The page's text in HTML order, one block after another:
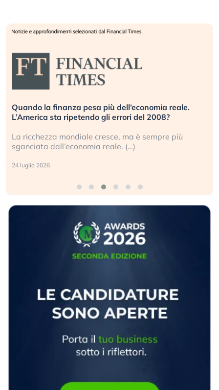
Russia e Cina pronti a spegnere Starlink. Gli
investitori stanno sottovalutando il rischio?
Gli investitori tech continuano a ignorare il rischio
geopolitico: il (…)
17 luglio 2026